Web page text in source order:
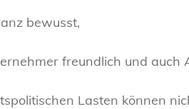
bewusst,
freundlich und auch
Lasten können